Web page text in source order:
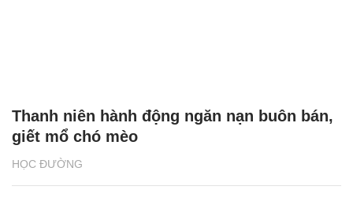
HỌC ĐƯỜNG
Thanh niên hành động ngăn nạn buôn bán,
giết mổ chó mèo